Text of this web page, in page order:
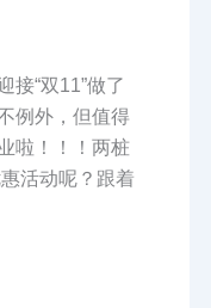
接“双11”做了
例外，但值得
啦！！！两桩
活动呢？跟着